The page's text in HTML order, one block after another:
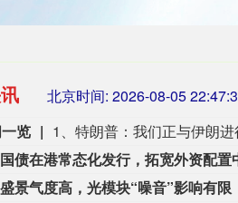
46.18 1.32%
北京时间: 2026-08-05
览
景气度高，光模块“噪音”影响有限